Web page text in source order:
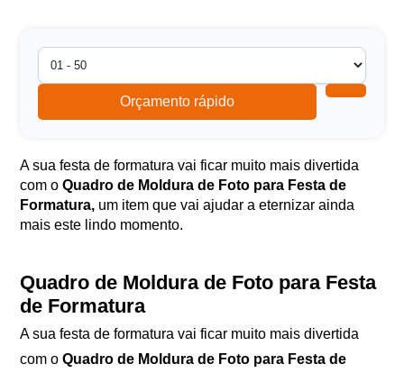
Orçamento rápido
A sua festa de formatura vai ficar muito mais divertida
com oQuadro de Moldura de Foto para Festa de
Formatura, um item que vai ajudar a eternizar ainda
mais este lindo momento.
Quadro de Moldura de Foto para Festa
de Formatura
A sua festa de formatura vai ficar muito mais divertida
com oQuadro de Moldura de Foto para Festa de